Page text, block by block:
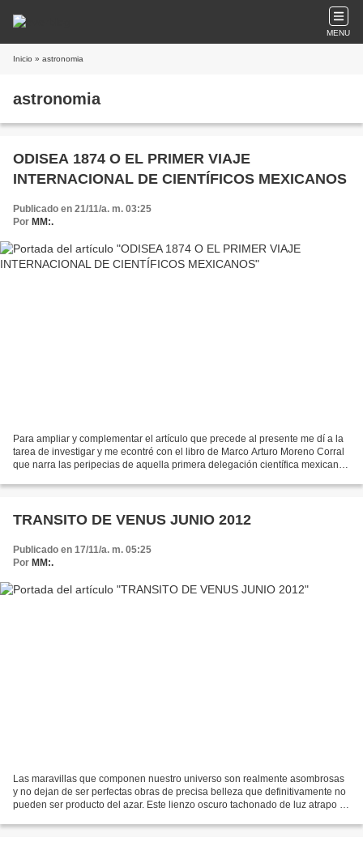
MENU
Inicio » astronomia
astronomia
ODISEA 1874 O EL PRIMER VIAJE
INTERNACIONAL DE CIENTÍFICOS MEXICANOS
Publicado en 21/11/a. m. 03:25
Por MM:.
Para ampliar y complementar el artículo que precede al presente me dí a la
tarea de investigar y me econtré con el libro de Marco Arturo Moreno Corral
que narra las peripecias de aquella primera delegación científica mexicana
TRANSITO DE VENUS JUNIO 2012
Publicado en 17/11/a. m. 05:25
Por MM:.
Las maravillas que componen nuestro universo son realmente asombrosas
y no dejan de ser perfectas obras de precisa belleza que definitivamente no
pueden ser producto del azar. Este lienzo oscuro tachonado de luz atrapo la